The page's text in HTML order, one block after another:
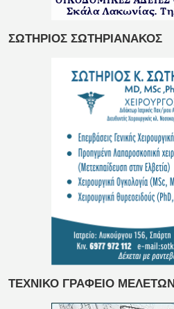
ΣΩΤΗΡΙΟΣ ΣΩΤΗΡΙΑΝΑΚΟΣ
ΤΕΧΝΙΚΟ ΓΡΑΦΕΙΟ ΜΕΛΕΤΩΝ